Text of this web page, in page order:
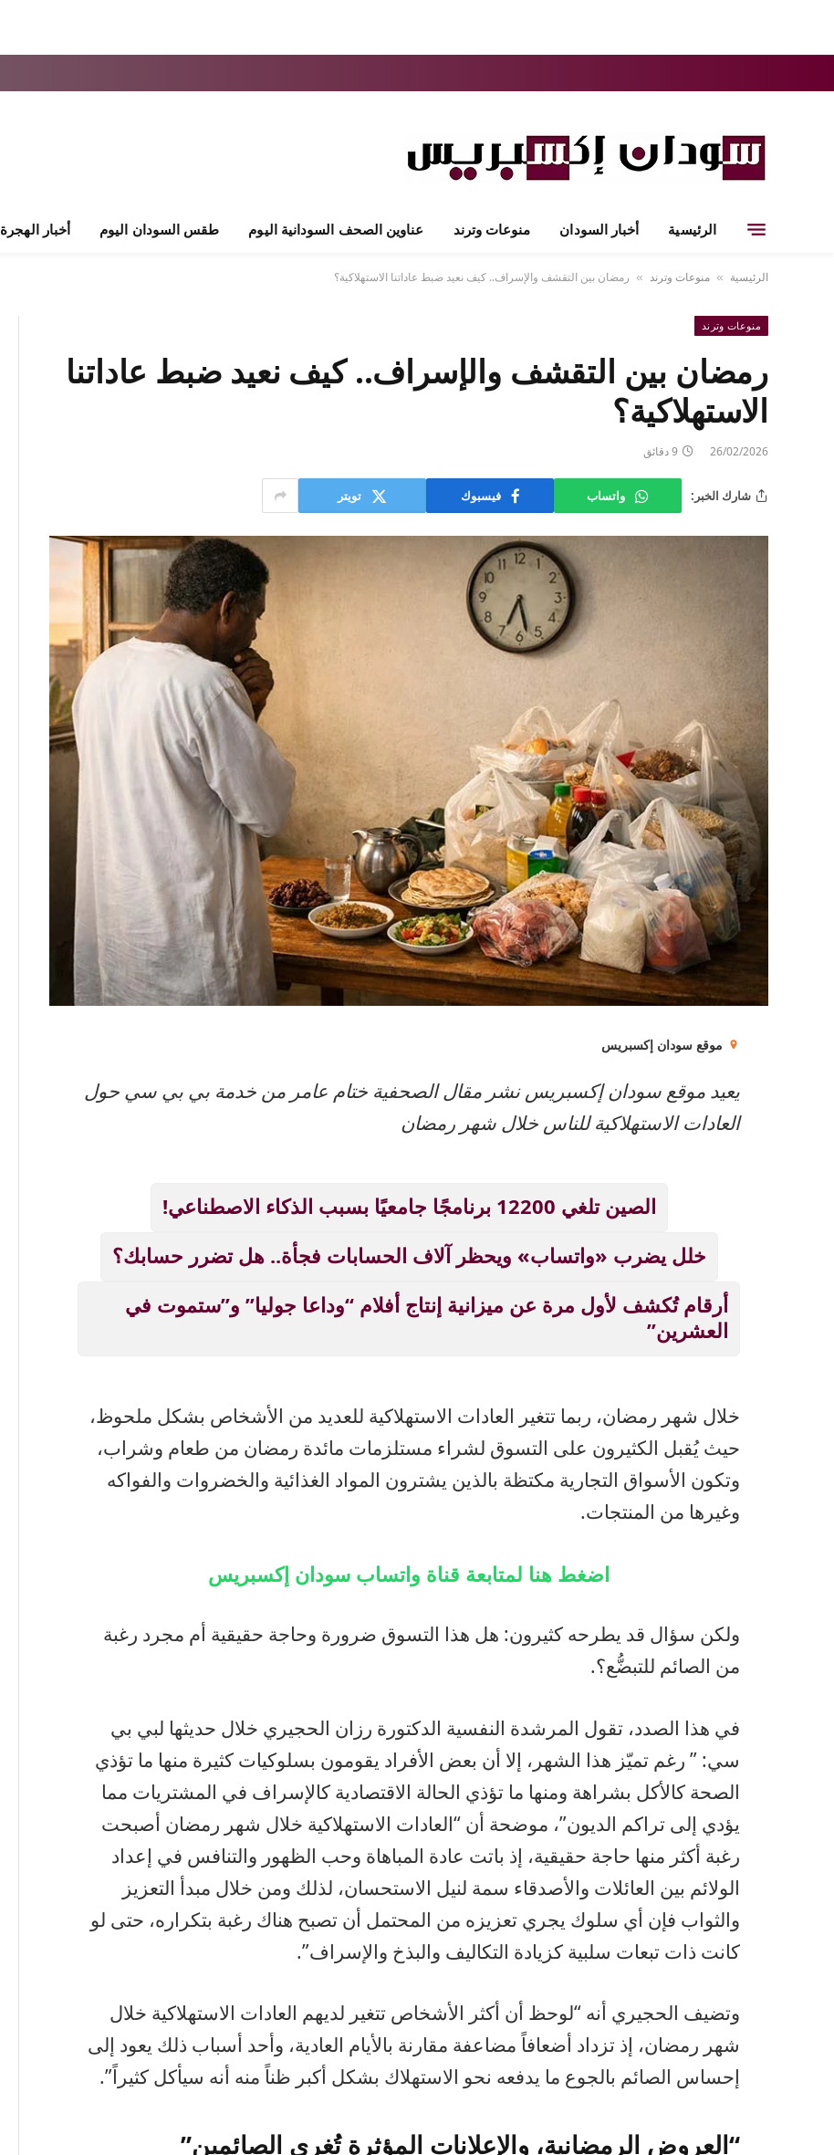
الرئيسية أخبار السودان منوعات وترند عناوين الصحف السودانية اليوم طقس السودان اليوم أخبار الهجرة
الرئيسية » منوعات وترند » رمضان بين التقشف والإسراف.. كيف نعيد ضبط عاداتنا الاستهلاكية؟
منوعات وترند
رمضان بين التقشف والإسراف.. كيف نعيد ضبط عاداتنا
الاستهلاكية؟
26/02/2026 9 دقائق
شارك الخبر: واتساب فيسبوك تويتر
موقع سودان إكسبريس
يعيد موقع سودان إكسبريس نشر مقال الصحفية ختام عامر من خدمة بي بي سي حول
العادات الاستهلاكية للناس خلال شهر رمضان
الصين تلغي 12200 برنامجًا جامعيًا بسبب الذكاء الاصطناعي!
خلل يضرب «واتساب» ويحظر آلاف الحسابات فجأة.. هل تضرر حسابك؟
أرقام تُكشف لأول مرة عن ميزانية إنتاج أفلام “وداعا جوليا” و”ستموت في
العشرين”
خلال شهر رمضان، ربما تتغير العادات الاستهلاكية للعديد من الأشخاص بشكل ملحوظ،
حيث يُقبل الكثيرون على التسوق لشراء مستلزمات مائدة رمضان من طعام وشراب،
وتكون الأسواق التجارية مكتظة بالذين يشترون المواد الغذائية والخضروات والفواكه
وغيرها من المنتجات.
اضغط هنا لمتابعة قناة واتساب سودان إكسبريس
ولكن سؤال قد يطرحه كثيرون: هل هذا التسوق ضرورة وحاجة حقيقية أم مجرد رغبة
من الصائم للتبضُّع؟.
في هذا الصدد، تقول المرشدة النفسية الدكتورة رزان الحجيري خلال حديثها لبي بي
سي: ” رغم تميّز هذا الشهر، إلا أن بعض الأفراد يقومون بسلوكيات كثيرة منها ما تؤذي
الصحة كالأكل بشراهة ومنها ما تؤذي الحالة الاقتصادية كالإسراف في المشتريات مما
يؤدي إلى تراكم الديون”، موضحة أن “العادات الاستهلاكية خلال شهر رمضان أصبحت
رغبة أكثر منها حاجة حقيقية، إذ باتت عادة المباهاة وحب الظهور والتنافس في إعداد
الولائم بين العائلات والأصدقاء سمة لنيل الاستحسان، لذلك ومن خلال مبدأ التعزيز
والثواب فإن أي سلوك يجري تعزيزه من المحتمل أن تصبح هناك رغبة بتكراره، حتى لو
كانت ذات تبعات سلبية كزيادة التكاليف والبذخ والإسراف”.
وتضيف الحجيري أنه “لوحظ أن أكثر الأشخاص تتغير لديهم العادات الاستهلاكية خلال
شهر رمضان، إذ تزداد أضعافاً مضاعفة مقارنة بالأيام العادية، وأحد أسباب ذلك يعود إلى
إحساس الصائم بالجوع ما يدفعه نحو الاستهلاك بشكل أكبر ظناً منه أنه سيأكل كثيراً”.
“العروض الرمضانية، والإعلانات المؤثرة تُغري الصائمين”